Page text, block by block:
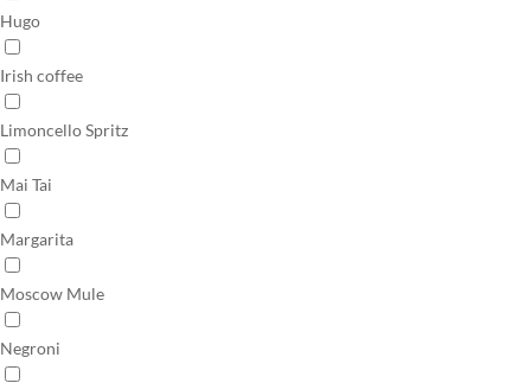
Hugo
Irish coffee
Limoncello Spritz
Mai Tai
Margarita
Moscow Mule
Negroni